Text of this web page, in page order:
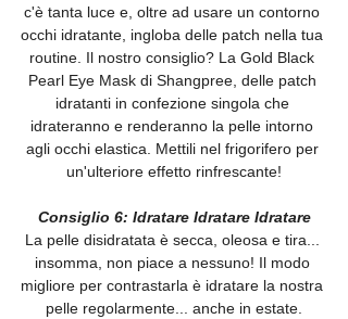
c'è tanta luce e, oltre ad usare un contorno
occhi idratante, ingloba delle patch nella tua
routine. Il nostro consiglio? La Gold Black
Pearl Eye Mask di Shangpree, delle patch
idratanti in confezione singola che
idrateranno e renderanno la pelle intorno
agli occhi elastica. Mettili nel frigorifero per
un'ulteriore effetto rinfrescante!
Consiglio 6: Idratare Idratare Idratare
La pelle disidratata è secca, oleosa e tira...
insomma, non piace a nessuno! Il modo
migliore per contrastarla è idratare la nostra
pelle regolarmente... anche in estate.